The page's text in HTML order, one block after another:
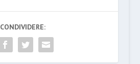
CONDIVIDERE: